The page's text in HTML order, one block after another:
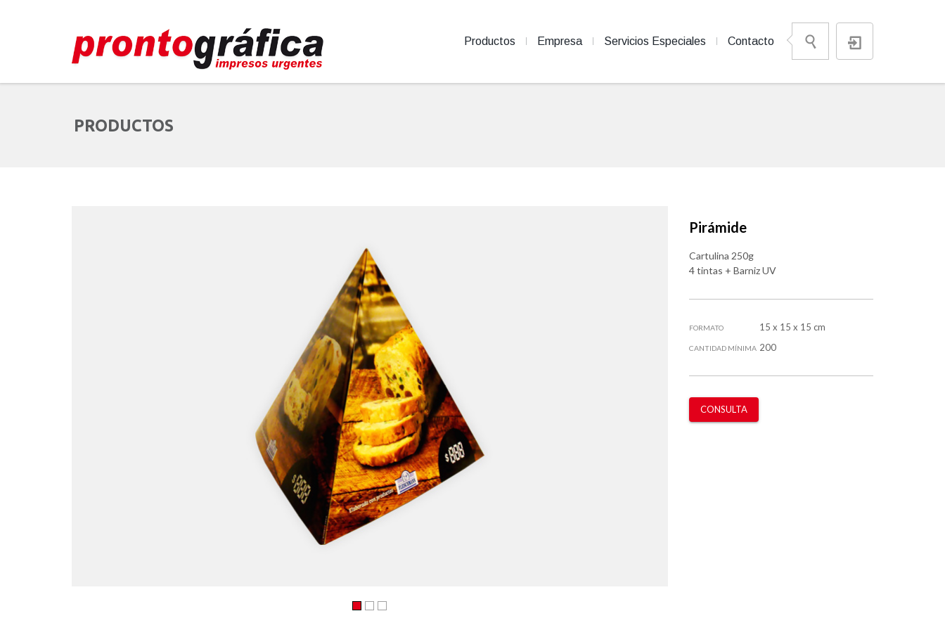
Productos Empresa Servicios Especiales Contacto
PRODUCTOS
Pirámide
Cartulina 250g
4 tintas + Barniz UV
FORMATO 15 x 15 x 15 cm
CANTIDAD MÍNIMA 200
CONSULTA